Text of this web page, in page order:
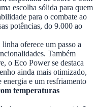
escolha sólida para quem
para o combate ao
potências, do 9.000 ao
linha oferece um passo a
Também
o Eco Power se destaca
ainda mais otimizado,
energia e um resfriamento
temperaturas